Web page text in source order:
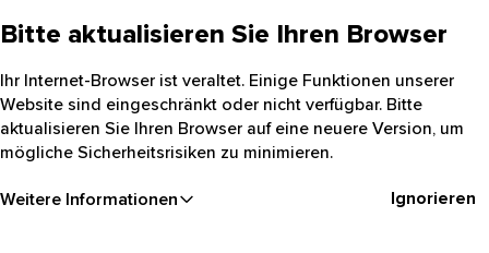
Bitte aktualisieren Sie Ihren Browser
Ihr Internet-Browser ist veraltet. Einige Funktionen unserer
Website sind eingeschränkt oder nicht verfügbar. Bitte
aktualisieren Sie Ihren Browser auf eine neuere Version, um
mögliche Sicherheitsrisiken zu minimieren.
Weitere Informationen Ignorieren